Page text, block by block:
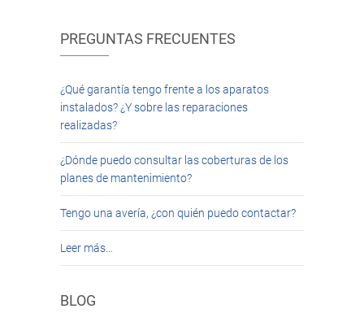
PREGUNTAS FRECUENTES
¿Qué garantía tengo frente a los aparatos
instalados? ¿Y sobre las reparaciones
realizadas?
¿Dónde puedo consultar las coberturas de los
planes de mantenimiento?
Tengo una avería, ¿con quién puedo contactar?
Leer más…
BLOG